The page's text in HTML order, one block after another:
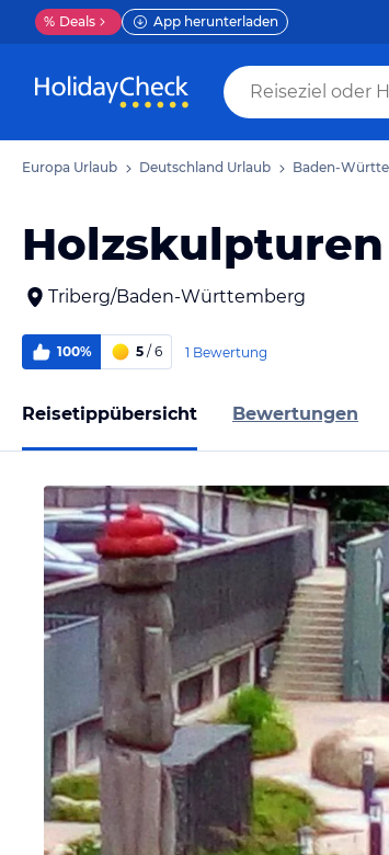
% Deals App herunterladen
Europa Urlaub Deutschland Urlaub Baden-
Triberg/Baden-Württemberg
100% 5 / 6 1 Bewertung
Reisetippübersicht Bewertungen